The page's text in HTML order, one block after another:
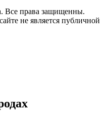
Все права защищенны.
не является публичной